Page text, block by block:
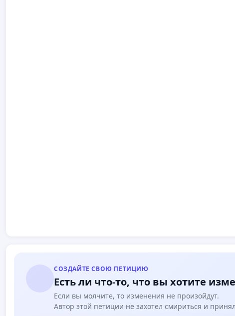
СОЗДАЙТЕ СВОЮ ПЕТИЦИЮ
Есть ли что-то, что вы хотите
Если вы молчите, то изменения не произойдут.
Автор этой петиции не захотел смириться и